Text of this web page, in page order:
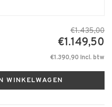
€1.435,00
€1.149,50
€1.390,90 Incl. btw
WINKELWAGEN